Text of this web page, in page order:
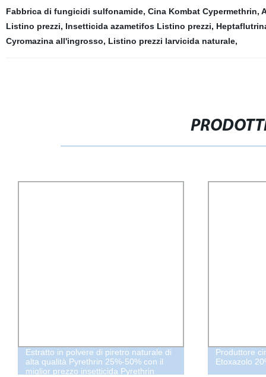
Fabbrica di fungicidi sulfonamide, Cina Kombat Cypermethrin,
Listino prezzi, Insetticida azametifos Listino prezzi,
Cyromazina all'ingrosso, Listino prezzi larvicida naturale,
Estratto in polvere di piretro naturale di
alta qualità Pyrethrin 25%-50% con il
miglior prezzo insetticida Pyrethrin
Produttore
Etoxazolo